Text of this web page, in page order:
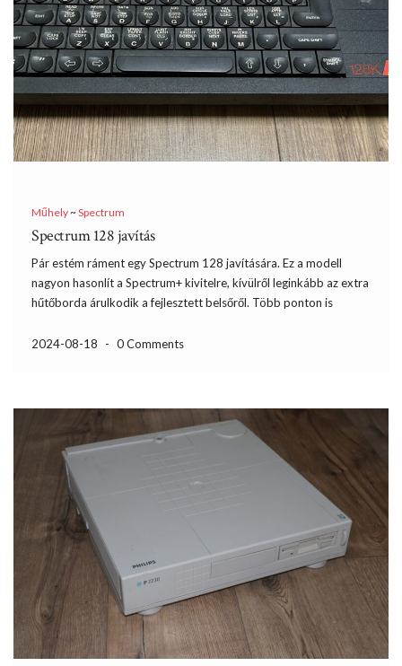
Műhely~Spectrum
Spectrum 128 javítás
Pár estém ráment egy Spectrum 128 javítására. Ez a modell
nagyon hasonlít a Spectrum+ kivitelre, kívülről leginkább az extra
hűtőborda árulkodik a fejlesztett belsőről. Több ponton is
128kB memóriával rendelkezik, az extra RAM-ot 16kB-os
2024-08-18 - 0 Comments